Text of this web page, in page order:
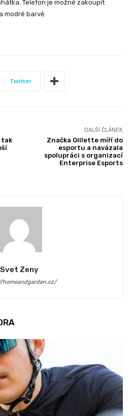
Telefon je možné zakoupit
modré barvě.
Twitter
tak
DALŠÍ ČLÁNEK
Značka Gillette míří do
esportu a navázala
spolupráci s organizací
Enterprise Esports
Svet Zeny
homeandgarden.cz/